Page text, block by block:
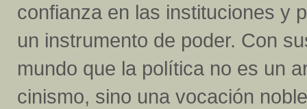
confianza en las instituciones y
un instrumento de poder. Con
mundo que la política no es un
cinismo, sino una vocación